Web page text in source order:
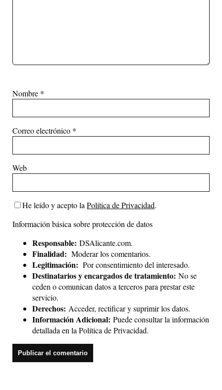
Nombre *
Correo electrónico *
Web
He leído y acepto la Política de Privacidad.
Información básica sobre protección de datos
Responsable: DSAlicante.com.
Finalidad: Moderar los comentarios.
Legitimación: Por consentimiento del interesado.
Destinatarios y encargados de tratamiento: No se
ceden o comunican datos a terceros para prestar este
servicio.
Derechos: Acceder, rectificar y suprimir los datos.
Información Adicional: Puede consultar la información
detallada en la Política de Privacidad.